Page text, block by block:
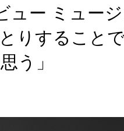
ー ミュージ
りすること
う」